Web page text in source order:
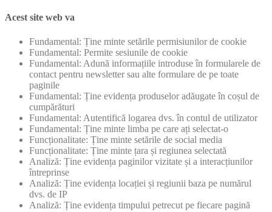
Acest site web va
Fundamental: Ține minte setările permisiunilor de cookie
Fundamental: Permite sesiunile de cookie
Fundamental: Adună informațiile introduse în formularele de
contact pentru newsletter sau alte formulare de pe toate
paginile
Fundamental: Ține evidența produselor adăugate în coșul de
cumpărături
Fundamental: Autentifică logarea dvs. în contul de utilizator
Fundamental: Ține minte limba pe care ați selectat-o
Funcționalitate: Ține minte setările de social media
Funcționalitate: Ține minte țara și regiunea selectată
Analiză: Ține evidența paginilor vizitate și a interacțiunilor
întreprinse
Analiză: Ține evidența locației și regiunii baza pe numărul
dvs. de IP
Analiză: Ține evidența timpului petrecut pe fiecare pagină